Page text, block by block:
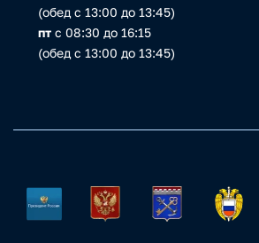
(обед с 13:00 до 13:45)
пт с 08:30 до 16:15
(обед с 13:00 до 13:45)